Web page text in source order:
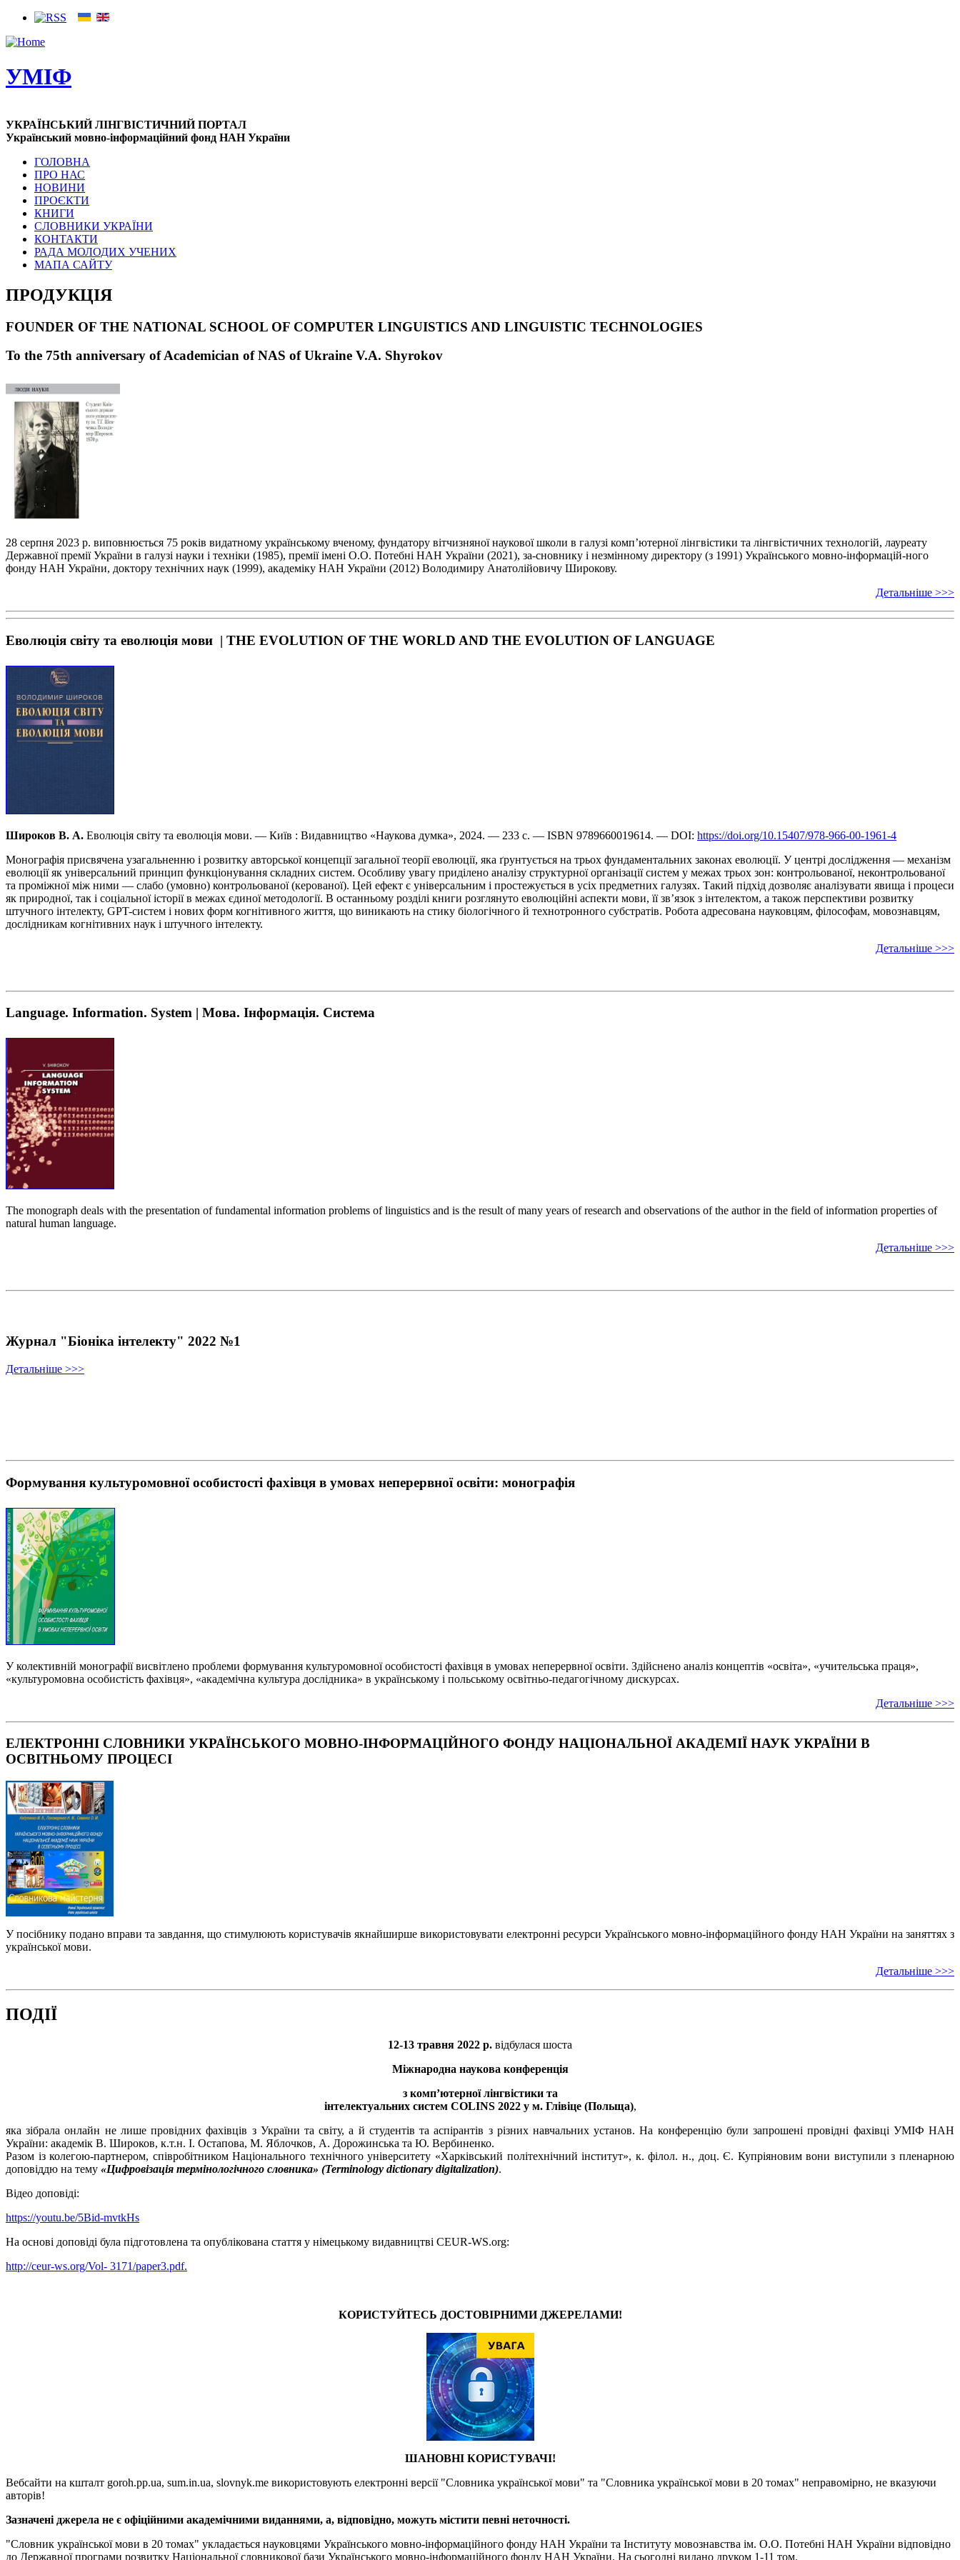
УМІФ
УКРАЇНСЬКИЙ ЛІНГВІСТИЧНИЙ ПОРТАЛ
Український мовно-інформаційний фонд НАН України
ГОЛОВНА
ПРО НАС
НОВИНИ
ПРОЄКТИ
КНИГИ
СЛОВНИКИ УКРАЇНИ
КОНТАКТИ
РАДА МОЛОДИХ УЧЕНИХ
МАПА САЙТУ
ПРОДУКЦІЯ
FOUNDER OF THE NATIONAL SCHOOL OF COMPUTER LINGUISTICS AND LINGUISTIC TECHNOLOGIES
To the 75th anniversary of Academician of NAS of Ukraine V.A. Shyrokov
28 серпня 2023 р. виповнюється 75 років видатному українському вченому, фундатору вітчизняної наукової школи в галузі комп’ютерної лінгвістики та лінгвістичних технологій, лауреату
Державної премії України в галузі науки і техніки (1985), премії імені О.О. Потебні НАН України (2021), за-сновнику і незмінному директору (з 1991) Українського мовно-інформацій-ного
фонду НАН України, доктору технічних наук (1999), академіку НАН України (2012) Володимиру Анатолійовичу Широкову.
Детальніше >>>
Еволюція світу та еволюція мови | THE EVOLUTION OF THE WORLD AND THE EVOLUTION OF LANGUAGE
Широков В. А. Еволюція світу та еволюція мови. — Київ : Видавництво «Наукова думка», 2024. — 233 с. — ISBN 9789660019614. — DOI: https://doi.org/10.15407/978-966-00-1961-4
Монографія присвячена узагальненню і розвитку авторської концепції загальної теорії еволюції, яка ґрунтується на трьох фундаментальних законах еволюції. У центрі дослідження — механізм
еволюції як універсальний принцип функціонування складних систем. Особливу увагу приділено аналізу структурної організації систем у межах трьох зон: контрольованої, неконтрольованої
та проміжної між ними — слабо (умовно) контрольованої (керованої). Цей ефект є універсальним і простежується в усіх предметних галузях. Такий підхід дозволяє аналізувати явища і процеси
як природної, так і соціальної історії в межах єдиної методології. В останньому розділі книги розглянуто еволюційні аспекти мови, її зв’язок з інтелектом, а також перспективи розвитку
штучного інтелекту, GPT-систем і нових форм когнітивного життя, що виникають на стику біологічного й технотронного субстратів. Робота адресована науковцям, філософам, мовознавцям,
дослідникам когнітивних наук і штучного інтелекту.
Детальніше >>>
Language. Information. System | Мова. Інформація. Система
The monograph deals with the presentation of fundamental information problems of linguistics and is the result of many years of research and observations of the author in the field of information properties of
natural human language.
Детальніше >>>
Журнал "Біоніка інтелекту" 2022 №1
Детальніше >>>
Формування культуромовної особистості фахівця в умовах неперервної освіти: монографія
У колективній монографії висвітлено проблеми формування культуромовної особистості фахівця в умовах неперервної освіти. Здійснено аналіз концептів «освіта», «учительська праця»,
«культуромовна особистість фахівця», «академічна культура дослідника» в українському і польському освітньо-педагогічному дискурсах.
Детальніше >>>
ЕЛЕКТРОННІ СЛОВНИКИ УКРАЇНСЬКОГО МОВНО-ІНФОРМАЦІЙНОГО ФОНДУ НАЦІОНАЛЬНОЇ АКАДЕМІЇ НАУК УКРАЇНИ В
ОСВІТНЬОМУ ПРОЦЕСІ
У посібнику подано вправи та завдання, що стимулюють користувачів якнайширше використовувати електронні ресурси Українського мовно-інформаційного фонду НАН України на заняттях з
української мови.
Детальніше >>>
ПОДІЇ
12-13 травня 2022 р. відбулася шоста
Міжнародна наукова конференція
з комп’ютерної лінгвістики та
інтелектуальних систем COLINS 2022 у м. Глівіце (Польща),
яка зібрала онлайн не лише провідних фахівців з України та світу, а й студентів та аспірантів з різних навчальних установ. На конференцію були запрошені провідні фахівці УМІФ НАН
України: академік В. Широков, к.т.н. І. Остапова, М. Яблочков, А. Дорожинська та Ю. Вербиненко.
Разом із колегою-партнером, співробітником Національного технічного університету «Харківський політехнічний інститут», к. філол. н., доц. Є. Купріяновим вони виступили з пленарною
доповіддю на тему «Цифровізація термінологічного словника» (Terminology dictionary digitalization).
Відео доповіді:
https://youtu.be/5Bid-mvtkHs
На основі доповіді була підготовлена та опублікована стаття у німецькому видавництві CEUR-WS.org:
http://ceur-ws.org/Vol- 3171/paper3.pdf.
КОРИСТУЙТЕСЬ ДОСТОВІРНИМИ ДЖЕРЕЛАМИ!
ШАНОВНІ КОРИСТУВАЧІ!
Вебсайти на кшталт goroh.pp.ua, sum.in.ua, slovnyk.me використовують електронні версії "Словника української мови" та "Словника української мови в 20 томах" неправомірно, не вказуючи
авторів!
Зазначені джерела не є офіційними академічними виданнями, а, відповідно, можуть містити певні неточності.
"Словник української мови в 20 томах" укладається науковцями Українського мовно-інформаційного фонду НАН України та Інституту мовознавства ім. О.О. Потебні НАН України відповідно
до Державної програми розвитку Національної словникової бази Українського мовно-інформаційного фонду НАН України. На сьогодні видано друком 1-11 том.